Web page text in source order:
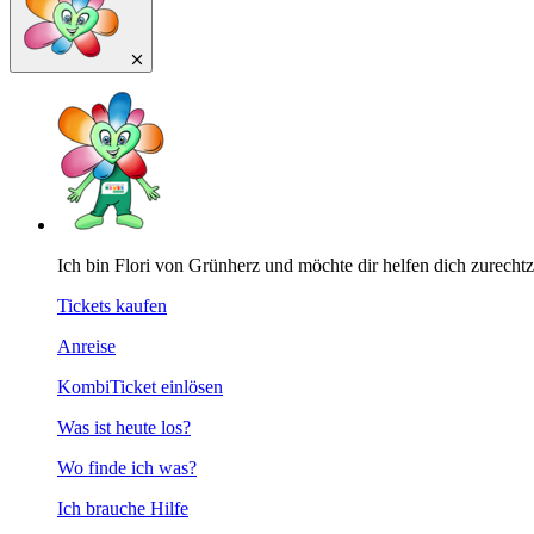
Ich bin Flori von Grünherz und möchte dir helfen dich
Tickets kaufen
Anreise
KombiTicket einlösen
Was ist heute los?
Wo finde ich was?
Ich brauche Hilfe